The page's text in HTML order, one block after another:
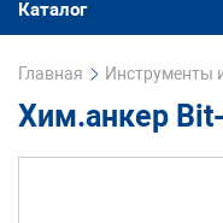
Каталог
Главная Инструменты
Хим.анкер